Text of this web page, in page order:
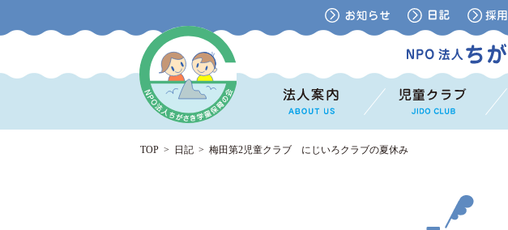
TOP > 日記 > 梅田第2児童クラブ にじいろクラブの夏休み